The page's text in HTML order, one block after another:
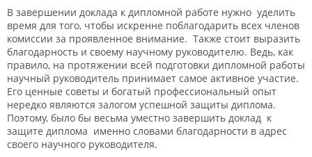
В завершении доклада к дипломной работе нужно уделить
время для того, чтобы искренне поблагодарить всех членов
комиссии за проявленное внимание. Также стоит выразить
благодарность и своему научному руководителю. Ведь, как
правило, на протяжении всей подготовки дипломной работы
научный руководитель принимает самое активное участие.
Его ценные советы и богатый профессиональный опыт
нередко являются залогом успешной защиты диплома.
Поэтому, было бы весьма уместно завершить доклад к
защите диплома именно словами благодарности в адрес
своего научного руководителя.